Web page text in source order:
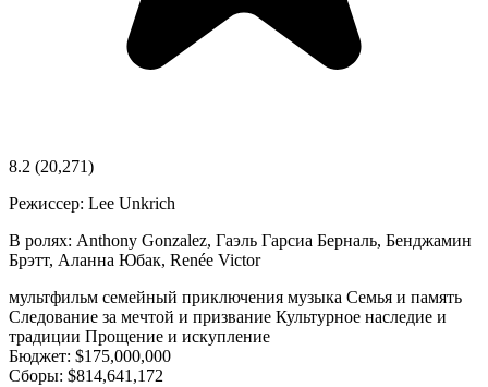
8.2 (20,271)
Режиссер: Lee Unkrich
В ролях: Anthony Gonzalez, Гаэль Гарсиа Берналь, Бенджамин
Брэтт, Аланна Юбак, Renée Victor
мультфильм семейный приключения музыка Семья и память
Следование за мечтой и призвание Культурное наследие и
традиции Прощение и искупление
Бюджет: $175,000,000
Сборы: $814,641,172